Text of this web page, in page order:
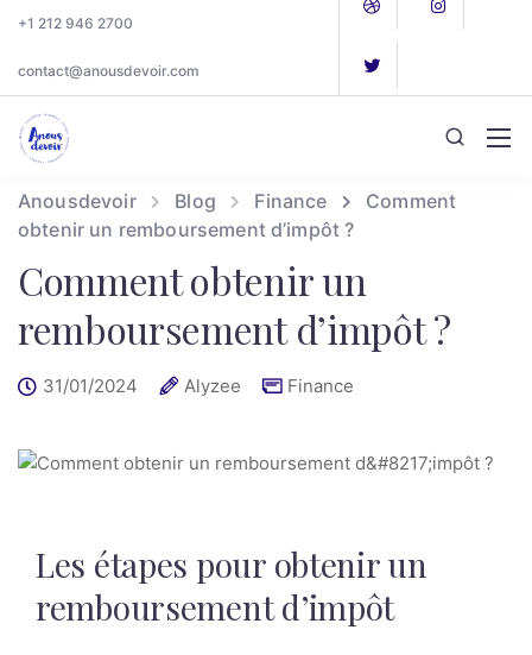
+1 212 946 2700
contact@anousdevoir.com
Anousdevoir Blog Finance
Comment
obtenir un remboursement d’impôt ?
Comment obtenir un
remboursement d’impôt ?
31/01/2024 Alyzee Finance
Les étapes pour obtenir un
remboursement d’impôt